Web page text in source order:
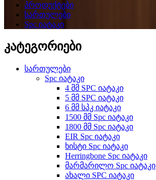
პროდუქტები
სართულები
Spc იატაკი
კატეგორიები
სართულები
Spc იატაკი
4 მმ SPC იატაკი
5 მმ SPC იატაკი
6 მმ სპკ იატაკი
1500 მმ Spc იატაკი
1800 მმ Spc იატაკი
EIR Spc იატაკი
ხისტი Spc იატაკი
Herringbone Spc იატაკი
მარმარილო Spc იატაკი
ახალი SPC იატაკი